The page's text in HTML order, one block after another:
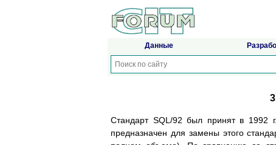
Данные
Стандарт SQL/92 был принят в 1992
предназначен для замены этого